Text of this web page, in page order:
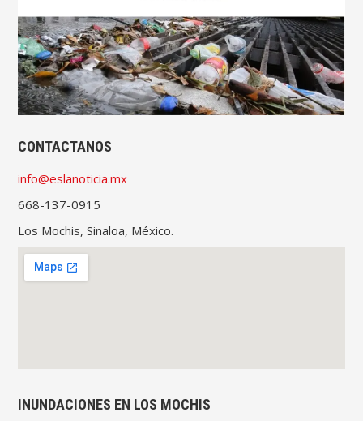
CONTACTANOS
info@eslanoticia.mx
668-137-0915
Los Mochis, Sinaloa, México.
INUNDACIONES EN LOS MOCHIS